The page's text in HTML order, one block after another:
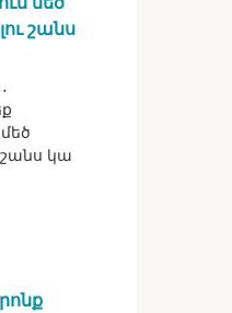
շանս
շանս կա